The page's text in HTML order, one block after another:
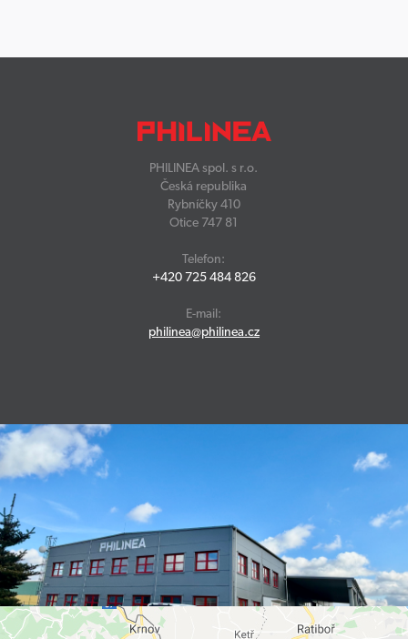
PHILINEA spol. s r.o.
Česká republika
Rybníčky 410
Otice 747 81
Telefon:
+420 725 484 826
E-mail:
philinea@philinea.cz